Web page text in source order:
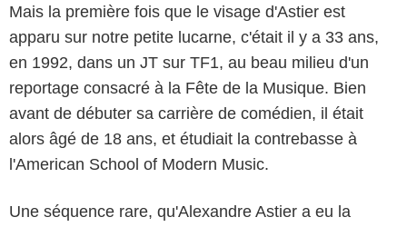
Mais la première fois que le visage d'Astier est
apparu sur notre petite lucarne, c'était il y a 33 ans,
en 1992, dans un JT sur TF1, au beau milieu d'un
reportage consacré à la Fête de la Musique. Bien
avant de débuter sa carrière de comédien, il était
alors âgé de 18 ans, et étudiait la contrebasse à
l'American School of Modern Music.
Une séquence rare, qu'Alexandre Astier a eu la